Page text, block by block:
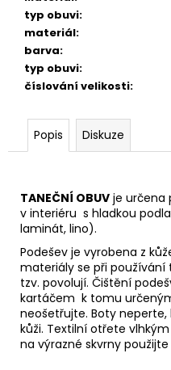
typ obuvi:
materiál:
barva:
typ obuvi:
číslování velikosti:
Popis Diskuze
TANEČNÍ OBUV je určena
v interiéru s hladkou
laminát,
Podešev je vyrobena z
materiály se při používání
tzv. povolují. Čištění
kartáčem k tomu
neošetřujte. Boty
kůži. Textilní otřete
na výrazné skvrny použijte